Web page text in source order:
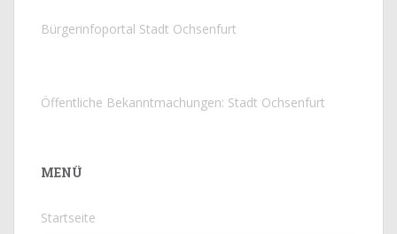
Bürgerinfoportal Stadt Ochsenfurt
Öffentliche Bekanntmachungen: Stadt Ochsenfurt
MENÜ
Startseite